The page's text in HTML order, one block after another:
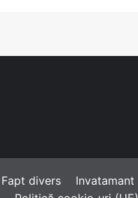
Fapt divers Invatamant